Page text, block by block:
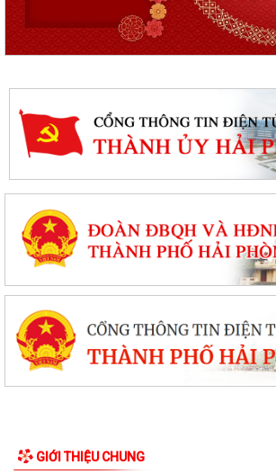
GIỚI THIỆU CHUNG